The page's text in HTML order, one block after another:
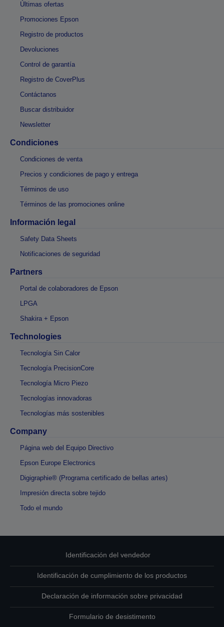
Últimas ofertas
Promociones Epson
Registro de productos
Devoluciones
Control de garantía
Registro de CoverPlus
Contáctanos
Buscar distribuidor
Newsletter
Condiciones
Condiciones de venta
Precios y condiciones de pago y entrega
Términos de uso
Términos de las promociones online
Información legal
Safety Data Sheets
Notificaciones de seguridad
Partners
Portal de colaboradores de Epson
LPGA
Shakira + Epson
Technologies
Tecnología Sin Calor
Tecnología PrecisionCore
Tecnología Micro Piezo
Tecnologías innovadoras
Tecnologías más sostenibles
Company
Página web del Equipo Directivo
Epson Europe Electronics
Digigraphie® (Programa certificado de bellas artes)
Impresión directa sobre tejido
Todo el mundo
Identificación del vendedor
Identificación de cumplimiento de los productos
Declaración de información sobre privacidad
Formulario de desistimento